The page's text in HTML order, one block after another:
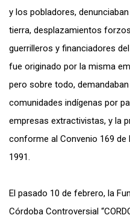
y los pobladores,
tierra, desplazamientos
guerrilleros y financiadores
fue originado por la misma
pero sobre todo,
comunidades indígenas por
empresas extractivistas, y la
conforme al Convenio 169 de
1991.
El pasado 10 de febrero, la
Córdoba Controversial